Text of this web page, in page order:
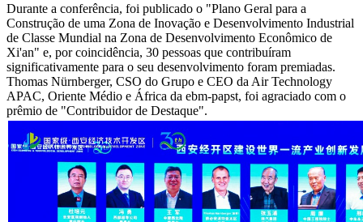
Durante a conferência, foi publicado o "Plano Geral para a
Construção de uma Zona de Inovação e Desenvolvimento Industrial
de Classe Mundial na Zona de Desenvolvimento Econômico de
Xi'an" e, por coincidência, 30 pessoas que contribuíram
significativamente para o seu desenvolvimento foram premiadas.
Thomas Nürnberger, CSO do Grupo e CEO da Air Technology
APAC, Oriente Médio e África da ebm-papst, foi agraciado com o
prêmio de "Contribuidor de Destaque".